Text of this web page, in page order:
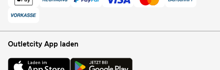
Outletcity App laden